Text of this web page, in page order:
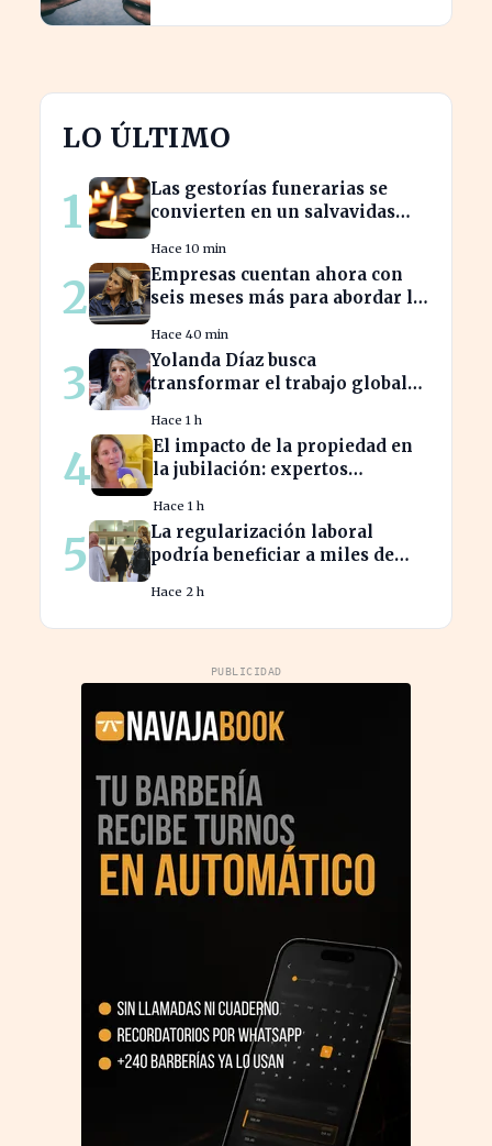
LO ÚLTIMO
1
Las gestorías funerarias se
convierten en un salvavidas
administrativo tras un
fallecimiento.
Hace 10 min
2
Empresas cuentan ahora con
seis meses más para abordar la
restricciones de
confidencialidad
Hace 40 min
3
Yolanda Díaz busca
transformar el trabajo global
laborales
Hace 1 h
4
El impacto de la propiedad en
la jubilación: expertos
tras los 40
Hace 1 h
5
La regularización laboral
podría beneficiar a miles de
año.
Hace 2 h
PUBLICIDAD